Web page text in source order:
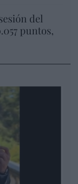
del
puntos,